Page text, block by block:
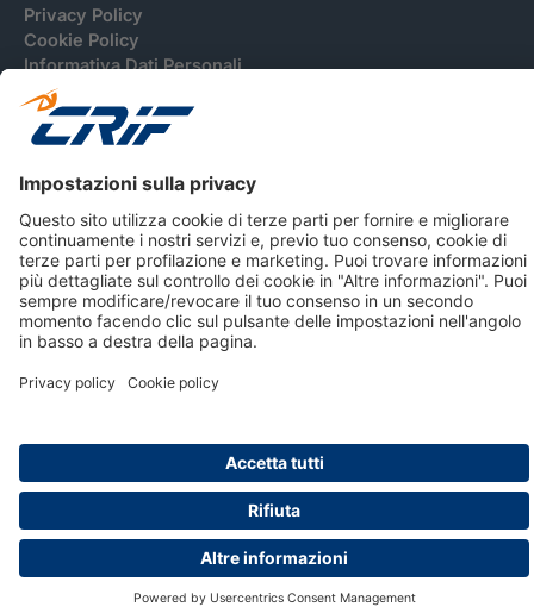
Privacy Policy
Cookie Policy
Informativa Dati Personali
CRIF Business Ethics
Accessibilità
Informativa Privacy Relativa Al Sistema Di Informazioni
© 2026 CRIF S.p.A. Tutti i diritti riservati.
Via della Beverara, 21 / 40131 Bologna / Italy Cap. Soc.
sottoscritto € 51.941.235,00 di cui versato € 51.806.190,00 |
R.E.A. n° 410952 | Reg. Impr. Bo, C.F. e P.IVA 02083271201
Società soggetta all'attività di direzione e coordinamento di
Società con Sistema di Gestione Certificato da DNV ISO 9001,
ISO 45001, ISO/IEC 27001, ISO14001